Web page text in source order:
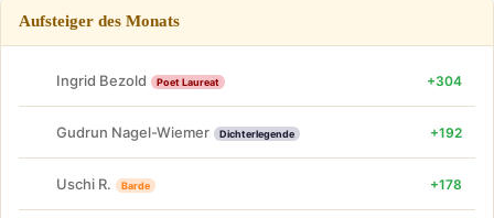
Aufsteiger des Monats
Ingrid Bezold Poet Laureat +304
Gudrun Nagel-Wiemer Dichterlegende +192
Uschi R. Barde +178